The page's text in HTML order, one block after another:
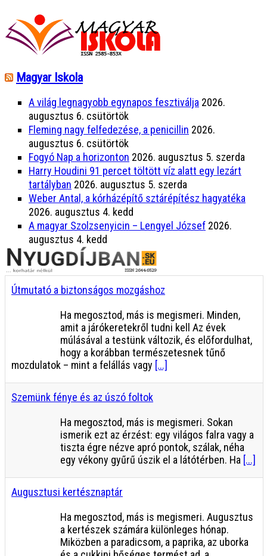
Magyar Iskola
A világ legnagyobb egynapos fesztiválja 2026.
augusztus 6. csütörtök
Fleming nagy felfedezése, a penicillin 2026.
augusztus 6. csütörtök
Fogyó Nap a horizonton 2026. augusztus 5. szerda
Harry Houdini 91 percet töltött víz alatt egy lezárt
tartályban 2026. augusztus 5. szerda
Weber Antal, a kórházépítő sztárépítész hagyatéka
2026. augusztus 4. kedd
A magyar Szolzsenyicin – Lengyel József 2026.
augusztus 4. kedd
Útmutató a biztonságos mozgáshoz
Ha megosztod, más is megismeri. Minden,
amit a járókeretekről tudni kell Az évek
múlásával a testünk változik, és előfordulhat,
hogy a korábban természetesnek tűnő
mozdulatok – mint a felállás vagy [...]
Szemünk fénye és az úszó foltok
Ha megosztod, más is megismeri. Sokan
ismerik ezt az érzést: egy világos falra vagy a
tiszta égre nézve apró pontok, szálak, néha
egy vékony gyűrű úszik el a látótérben. Ha [...]
Augusztusi kertésznaptár
Ha megosztod, más is megismeri. Augusztus
a kertészek számára különleges hónap.
Miközben a paradicsom, a paprika, az uborka